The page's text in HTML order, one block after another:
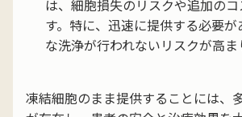
は、細胞損失のリスクや追加の
す。特に、迅速に提供する必要
な洗浄が行われないリスクが高ま
凍結細胞のまま提供することには、